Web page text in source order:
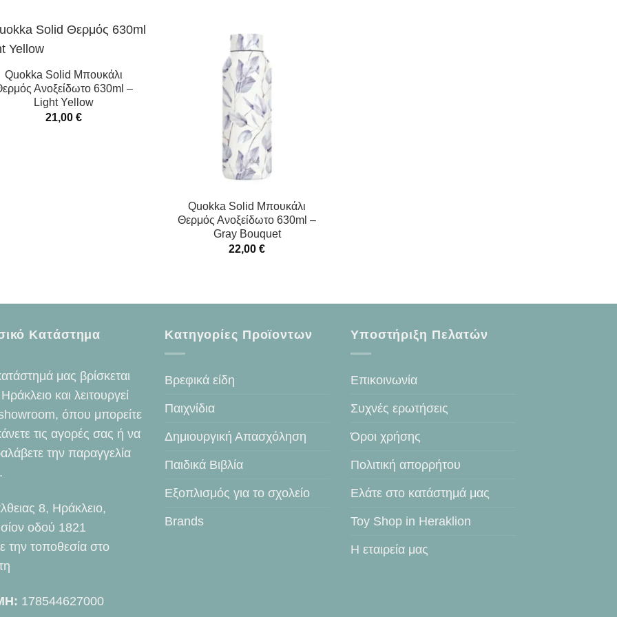
Quokka Solid Μπουκάλι
Ανοξείδωτο 630ml –
Light Yellow
21,00 €
Quokka Solid Μπουκάλι
Θερμός Ανοξείδωτο 630ml –
Gray Bouquet
22,00€
Κατάστημα
μας βρίσκεται
και λειτουργεί
όπου μπορείτε
τις αγορές σας ή να
την παραγγελία
8, Ηράκλειο,
οδού 1821
την τοποθεσία στο
178544627000
Κατηγορίες Προϊοντων
Βρεφικά είδη
Παιχνίδια
Δημιουργική Απασχόληση
Παιδικά Βιβλία
Εξοπλισμός για το σχολείο
Brands
Υποστήριξη Πελατών
Επικοινωνία
Συχνές ερωτήσεις
Όροι χρήσης
Πολιτική απορρήτου
Ελάτε στο κατάστημά μας
Toy Shop in Heraklion
Η εταιρεία μας